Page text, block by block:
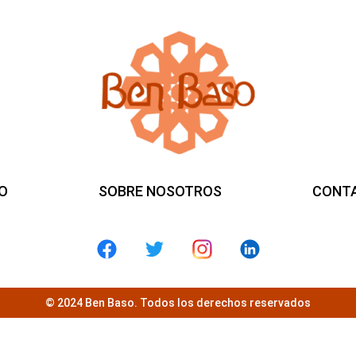
SOBRE NOSOTROS
© 2024 Ben Baso. Todos los derechos reservados